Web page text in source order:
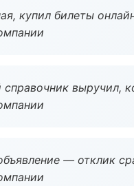
купил билеты
выручил,
— отклик